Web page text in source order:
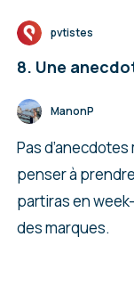
pvtistes
8. Une
ManonP
Pas
penser à
partiras en
des marques.